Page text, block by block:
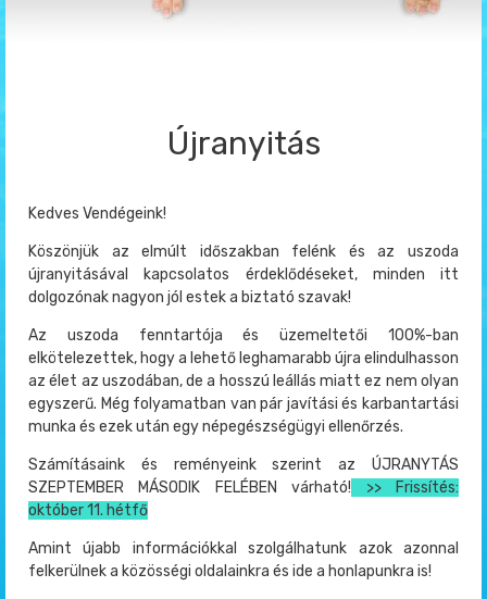
Újranyitás
Kedves Vendégeink!
Köszönjük az elmúlt időszakban felénk és az uszoda
újranyitásával kapcsolatos érdeklődéseket, minden itt
dolgozónak nagyon jól estek a biztató szavak!
Az uszoda fenntartója és üzemeltetői 100%-ban
elkötelezettek, hogy a lehető leghamarabb újra elindulhasson
az élet az uszodában, de a hosszú leállás miatt ez nem olyan
egyszerű. Még folyamatban van pár javítási és karbantartási
munka és ezek után egy népegészségügyi ellenőrzés.
Számításaink és reményeink szerint az ÚJRANYTÁS
SZEPTEMBER MÁSODIK FELÉBEN várható! >> Frissítés:
október 11. hétfő
Amint újabb információkkal szolgálhatunk azok azonnal
felkerülnek a közösségi oldalainkra és ide a honlapunkra is!